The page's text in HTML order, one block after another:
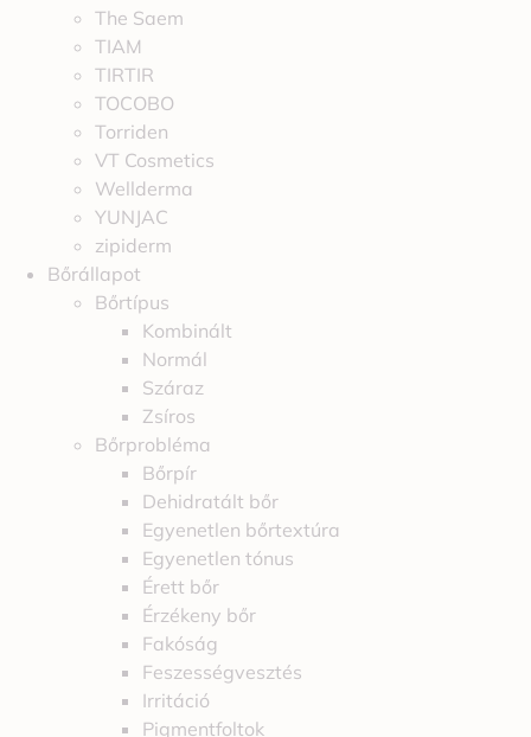
The Saem
TIAM
TIRTIR
TOCOBO
Torriden
VT Cosmetics
Wellderma
YUNJAC
zipiderm
Bőrállapot
Bőrtípus
Kombinált
Normál
Száraz
Zsíros
Bőrprobléma
Bőrpír
Dehidratált bőr
Egyenetlen bőrtextúra
Egyenetlen tónus
Érett bőr
Érzékeny bőr
Fakóság
Feszességvesztés
Irritáció
Pigmentfoltok